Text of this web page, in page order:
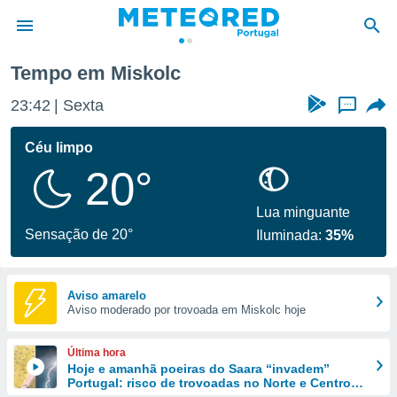
da
foi
fornecidas
a este
das
e
forma
digital
Tempo em Miskolc
23:42 Sexta ...
Céu limpo
20°
Sensação de 20°
Lua minguante
Iluminada:35%
Aviso amarelo
Aviso moderado por trovoada em Miskolc hoje
Última hora
Hoje e amanhã poeiras do Saara “invadem”
Portugal: risco de trovoadas no Norte e Centro